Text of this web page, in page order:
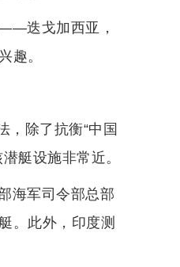
迭戈加西亚，
趣。
，除了抗衡“中国
艇设施非常近。
海军司令部总部
。此外，印度测